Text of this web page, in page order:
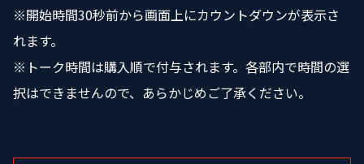
※開始時間30秒前から画面上にカウントダウンが表示さ
れます。
※トーク時間は購入順で付与されます。各部内で時間の選
択はできませんので、あらかじめご了承ください。